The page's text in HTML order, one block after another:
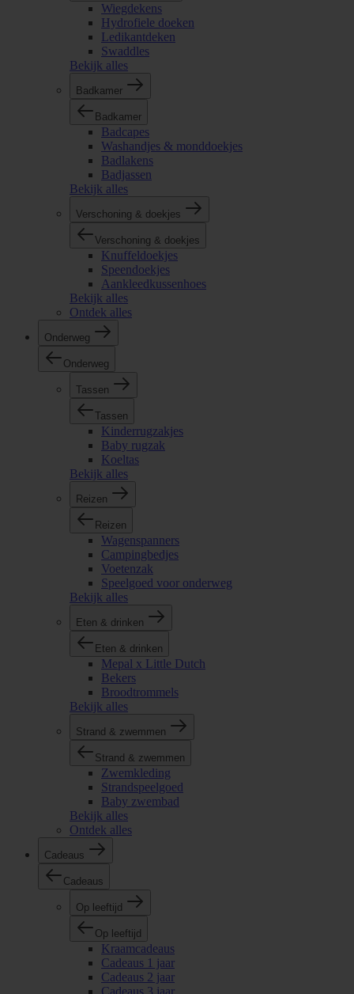
Wiegdekens
Hydrofiele doeken
Ledikantdeken
Swaddles
Bekijk alles
Badkamer
Badkamer
Badcapes
Washandjes & monddoekjes
Badlakens
Badjassen
Bekijk alles
Verschoning & doekjes
Verschoning & doekjes
Knuffeldoekjes
Speendoekjes
Aankleedkussenhoes
Bekijk alles
Ontdek alles
Onderweg
Onderweg
Tassen
Tassen
Kinderrugzakjes
Baby rugzak
Koeltas
Bekijk alles
Reizen
Reizen
Wagenspanners
Campingbedjes
Voetenzak
Speelgoed voor onderweg
Bekijk alles
Eten & drinken
Eten & drinken
Mepal x Little Dutch
Bekers
Broodtrommels
Bekijk alles
Strand & zwemmen
Strand & zwemmen
Zwemkleding
Strandspeelgoed
Baby zwembad
Bekijk alles
Ontdek alles
Cadeaus
Cadeaus
Op leeftijd
Op leeftijd
Kraamcadeaus
Cadeaus 1 jaar
Cadeaus 2 jaar
Cadeaus 3 jaar